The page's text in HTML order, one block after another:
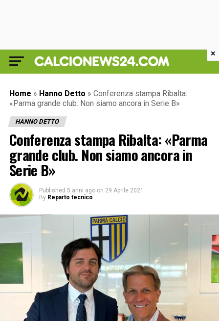
Home » Hanno Detto » Conferenza stampa Ribalta:
«Parma grande club. Non siamo ancora in Serie B»
HANNO DETTO
Conferenza stampa Ribalta: «Parma
grande club. Non siamo ancora in
Serie B»
Published 5 anni ago on 29 Aprile 2021
By Reparto tecnico
×